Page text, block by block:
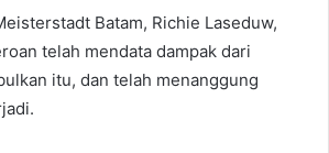
Batam, Richie Laseduw,
telah mendata dampak dari
itu, dan telah menanggung